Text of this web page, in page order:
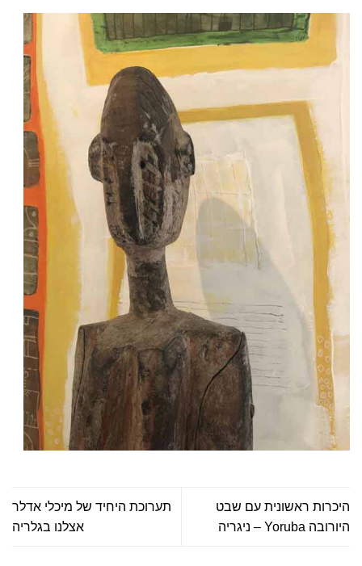
היכרות ראשונית עם שבט
היורובה Yoruba – ניגריה
תערוכת היחיד של מיכלי אדלר
אצלנו בגלריה